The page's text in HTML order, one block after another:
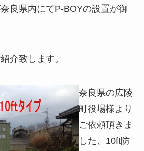
良県内にてP-BOYの設置が御
介致します。
奈良県の広陵
町役場様より
ご依頼頂きま
した、10ft防